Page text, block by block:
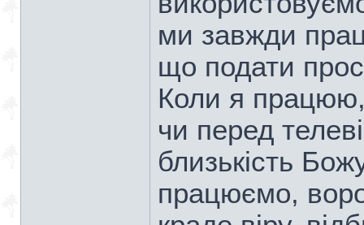
ми завжди
що подати
Коли я працюю,
чи перед
близькість
працюємо,